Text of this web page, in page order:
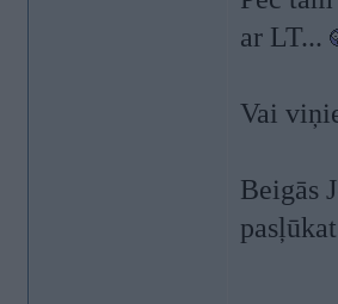
ar LT...
Vai
Beigās